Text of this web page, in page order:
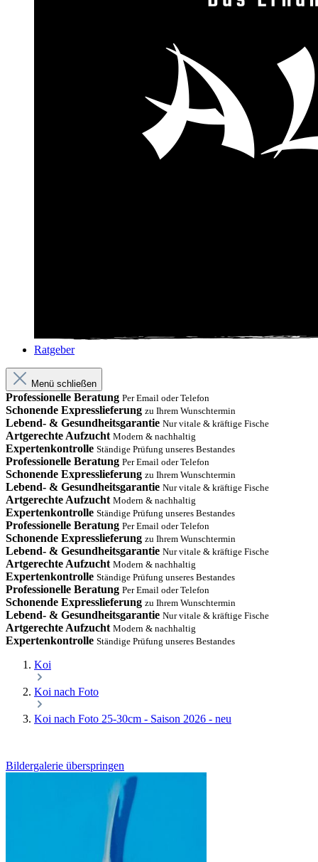
Ratgeber
Menü schließen
Professionelle Beratung Per Email oder Telefon
Schonende Expresslieferung zu Ihrem Wunschtermin
Lebend- & Gesundheitsgarantie Nur vitale & kräftige Fische
Artgerechte Aufzucht Modern & nachhaltig
Expertenkontrolle Ständige Prüfung unseres Bestandes
Professionelle Beratung Per Email oder Telefon
Schonende Expresslieferung zu Ihrem Wunschtermin
Lebend- & Gesundheitsgarantie Nur vitale & kräftige Fische
Artgerechte Aufzucht Modern & nachhaltig
Expertenkontrolle Ständige Prüfung unseres Bestandes
Professionelle Beratung Per Email oder Telefon
Schonende Expresslieferung zu Ihrem Wunschtermin
Lebend- & Gesundheitsgarantie Nur vitale & kräftige Fische
Artgerechte Aufzucht Modern & nachhaltig
Expertenkontrolle Ständige Prüfung unseres Bestandes
Professionelle Beratung Per Email oder Telefon
Schonende Expresslieferung zu Ihrem Wunschtermin
Lebend- & Gesundheitsgarantie Nur vitale & kräftige Fische
Artgerechte Aufzucht Modern & nachhaltig
Expertenkontrolle Ständige Prüfung unseres Bestandes
Koi
Koi nach Foto
Koi nach Foto 25-30cm - Saison 2026 - neu
Bildergalerie überspringen